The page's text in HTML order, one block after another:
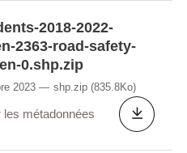
2018-2022-
2363-road-safety-
0.shp.zip
2023 shp.zip (835.8Ko)
les métadonnées